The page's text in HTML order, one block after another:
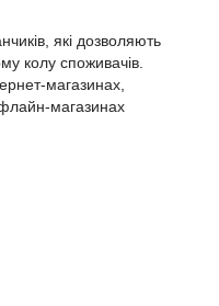
які дозволяють
колу споживачів.
магазинах,
магазинах